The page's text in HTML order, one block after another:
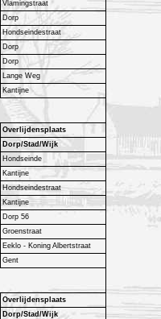
Vlamingstraat
Dorp
Hondseindestraat
Dorp
Dorp
Lange Weg
Kantijne
Overlijdensplaats
Dorp/Stad/Wijk
Hondseinde
Kantijne
Hondseindestraat
Kantijne
Dorp 56
Groenstraat
Eeklo - Koning Albertstraat
Gent
Overlijdensplaats
Dorp/Stad/Wijk